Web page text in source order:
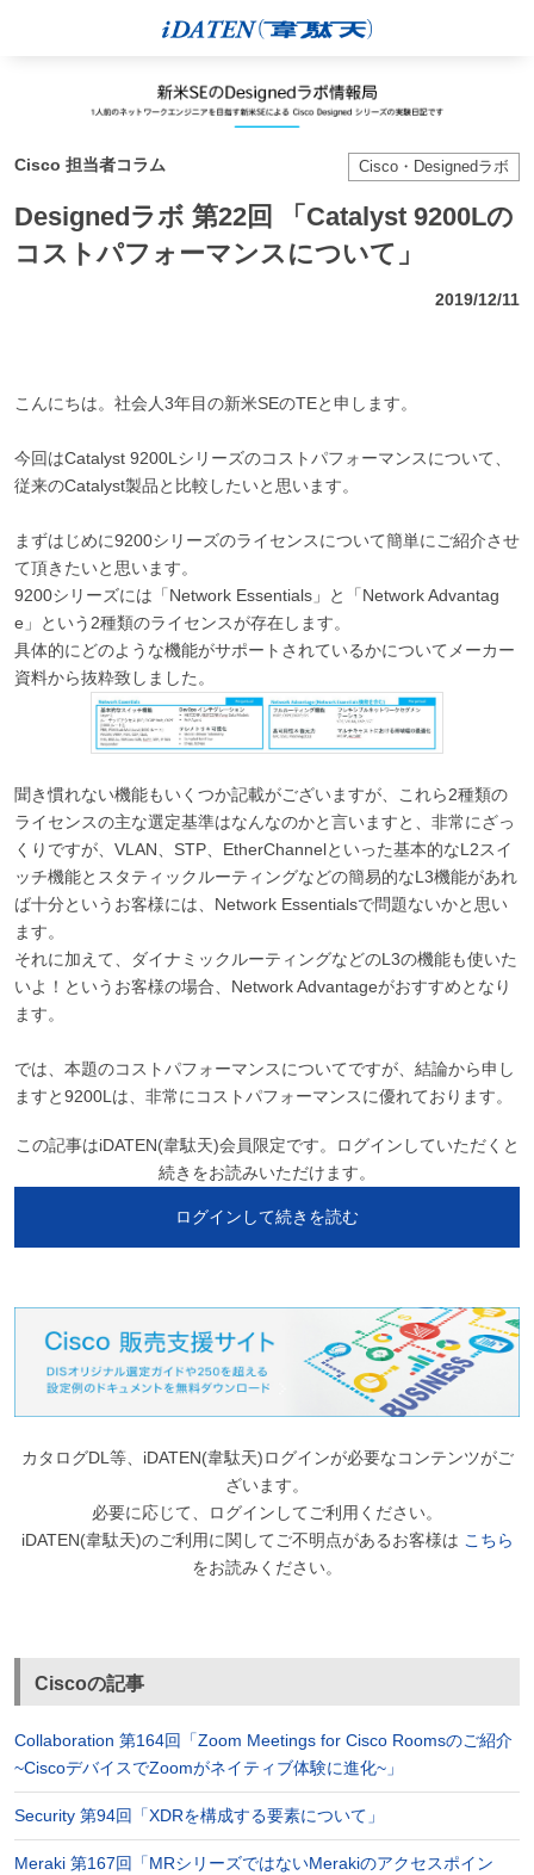
Cisco 担当者コラム Cisco・Designedラボ
Designedラボ 第22回 「Catalyst 9200Lの
コストパフォーマンスについて」
2019/12/11
こんにちは。社会人3年目の新米SEのTEと申します。
今回はCatalyst 9200Lシリーズのコストパフォーマンスについて、
従来のCatalyst製品と比較したいと思います。
まずはじめに9200シリーズのライセンスについて簡単にご紹介させ
て頂きたいと思います。
9200シリーズには「Network Essentials」と「Network Advantag
e」という2種類のライセンスが存在します。
具体的にどのような機能がサポートされているかについてメーカー
資料から抜粋致しました。
聞き慣れない機能もいくつか記載がございますが、これら2種類の
ライセンスの主な選定基準はなんなのかと言いますと、非常にざっ
くりですが、VLAN、STP、EtherChannelといった基本的なL2スイ
ッチ機能とスタティックルーティングなどの簡易的なL3機能があれ
ば十分というお客様には、Network Essentialsで問題ないかと思い
ます。
それに加えて、ダイナミックルーティングなどのL3の機能も使いた
いよ！というお客様の場合、Network Advantageがおすすめとなり
ます。
では、本題のコストパフォーマンスについてですが、結論から申し
ますと9200Lは、非常にコストパフォーマンスに優れております。
この記事はiDATEN(韋駄天)会員限定です。ログインしていただくと
続きをお読みいただけます。
ログインして続きを読む
カタログDL等、iDATEN(韋駄天)ログインが必要なコンテンツがご
ざいます。
必要に応じて、ログインしてご利用ください。
iDATEN(韋駄天)のご利用に関してご不明点があるお客様は こちら
をお読みください。
Ciscoの記事
Collaboration 第164回「Zoom Meetings for Cisco Roomsのご紹介
~CiscoデバイスでZoomがネイティブ体験に進化~」
Security 第94回「XDRを構成する要素について」
Meraki 第167回「MRシリーズではないMerakiのアクセスポイン